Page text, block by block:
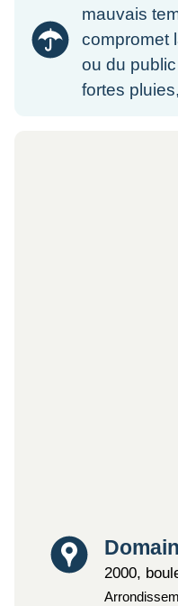
mauvais
compromet
ou du
fortes
Lieu
2000,